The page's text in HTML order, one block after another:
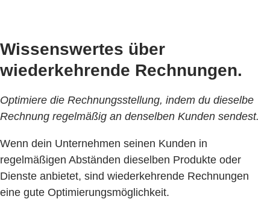
Wissenswertes über
wiederkehrende Rechnungen.
Optimiere die Rechnungsstellung, indem du dieselbe
Rechnung regelmäßig an denselben Kunden sendest.
Wenn dein Unternehmen seinen Kunden in
regelmäßigen Abständen dieselben Produkte oder
Dienste anbietet, sind wiederkehrende Rechnungen
eine gute Optimierungsmöglichkeit.